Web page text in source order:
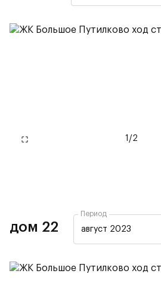
1 /2
дом 22
Период
август 2023